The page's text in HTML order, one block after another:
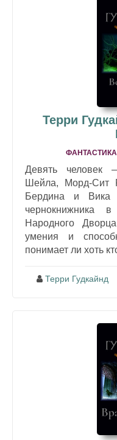
Терри
Девять человек
Шейла, Морд-Сит
Бердина и
чернокнижника
Народного
умения и
понимает ли хоть
Терри Гудкайнд